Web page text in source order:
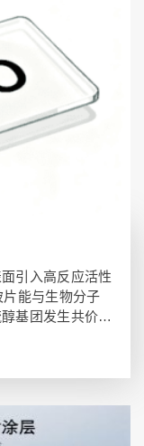
引入高反应活性
能与生物分子
基团发生共价结